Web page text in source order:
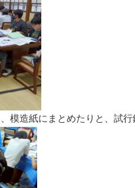
模造紙にまとめたりと、試